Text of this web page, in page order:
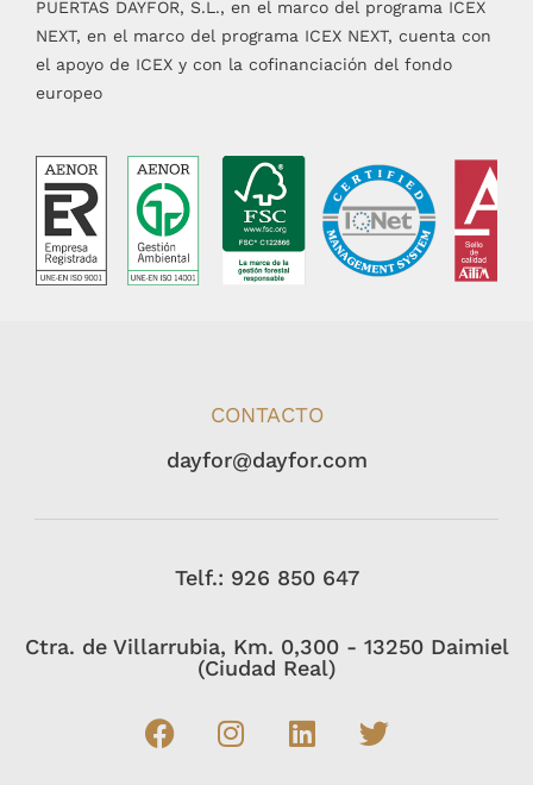
PUERTAS DAYFOR, S.L., en el marco del programa ICEX
NEXT, en el marco del programa ICEX NEXT, cuenta con
el apoyo de ICEX y con la cofinanciación del fondo
europeo
CONTACTO
dayfor@dayfor.com
Telf.: 926 850 647
Ctra. de Villarrubia, Km. 0,300 - 13250 Daimiel
(Ciudad Real)